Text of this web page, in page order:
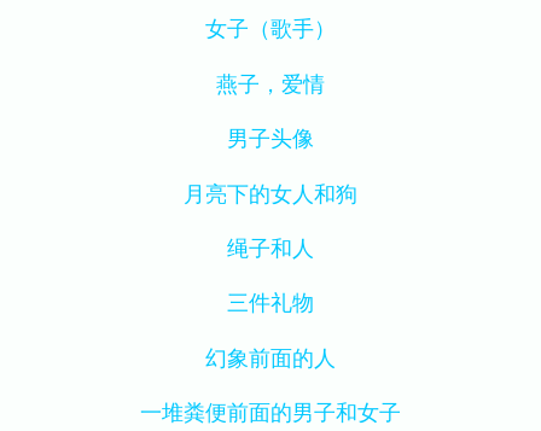
女子（歌手）
燕子，爱情
男子头像
月亮下的女人和狗
绳子和人
三件礼物
幻象前面的人
一堆粪便前面的男子和女子